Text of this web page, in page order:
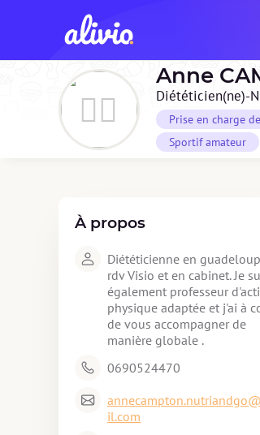
Anne
Diététicien(ne)-
Prise en charge
Sportif amateur
À propos
Diététicienne en
rdv Visio et en cabinet. Je
également professeur
physique adaptée et j'ai à
de vous accompagner de
manière globale .
0690524470
il.com